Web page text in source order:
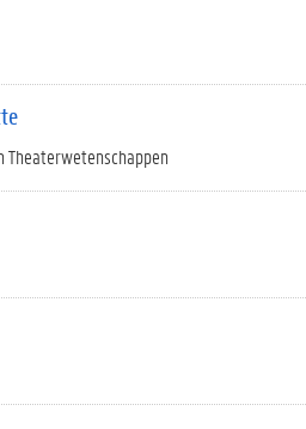
Theaterwetenschappen